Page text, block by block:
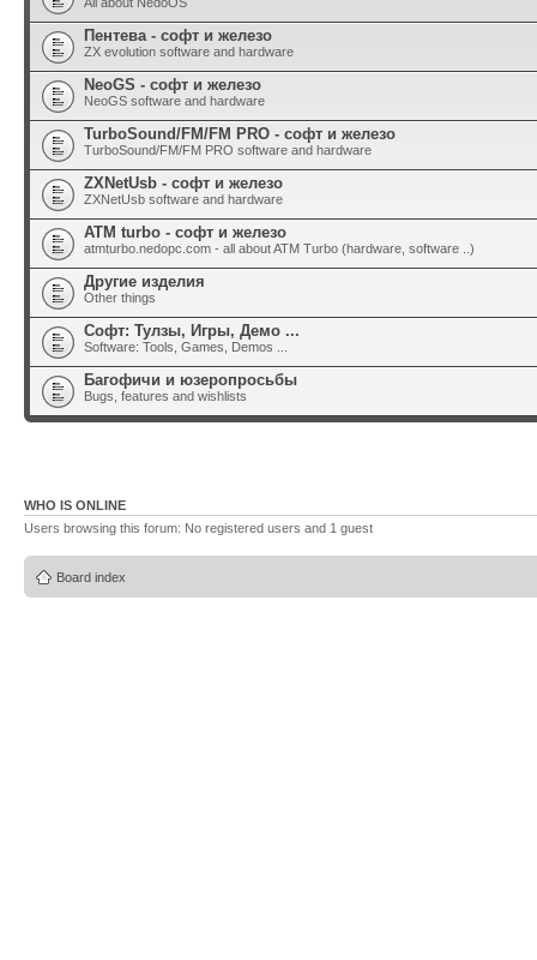
Пентева - софт и железо
ZX evolution software and hardware
NeoGS - софт и железо
NeoGS software and hardware
TurboSound/FM/FM PRO - софт и железо
TurboSound/FM/FM PRO software and hardware
ZXNetUsb - софт и железо
ZXNetUsb software and hardware
ATM turbo - софт и железо
atmturbo.nedopc.com - all about ATM Turbo (hardware, software ..)
Другие изделия
Other things
Софт: Тулзы, Игры, Демо ...
Software: Tools, Games, Demos ...
Багофичи и юзеропросьбы
Bugs, features and wishlists
WHO IS ONLINE
Users browsing this forum: No registered users and 1 guest
Board index